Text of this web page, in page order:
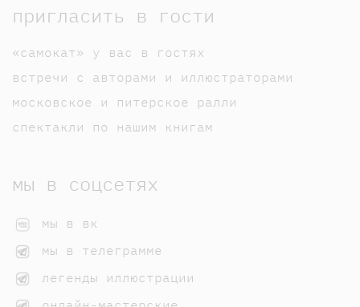
пригласить в гости
«самокат» у вас в гостях
встречи с авторами и иллюстраторами
московское и питерское ралли
спектакли по нашим книгам
мы в соцсетях
мы в вк
мы в телеграмме
легенды иллюстрации